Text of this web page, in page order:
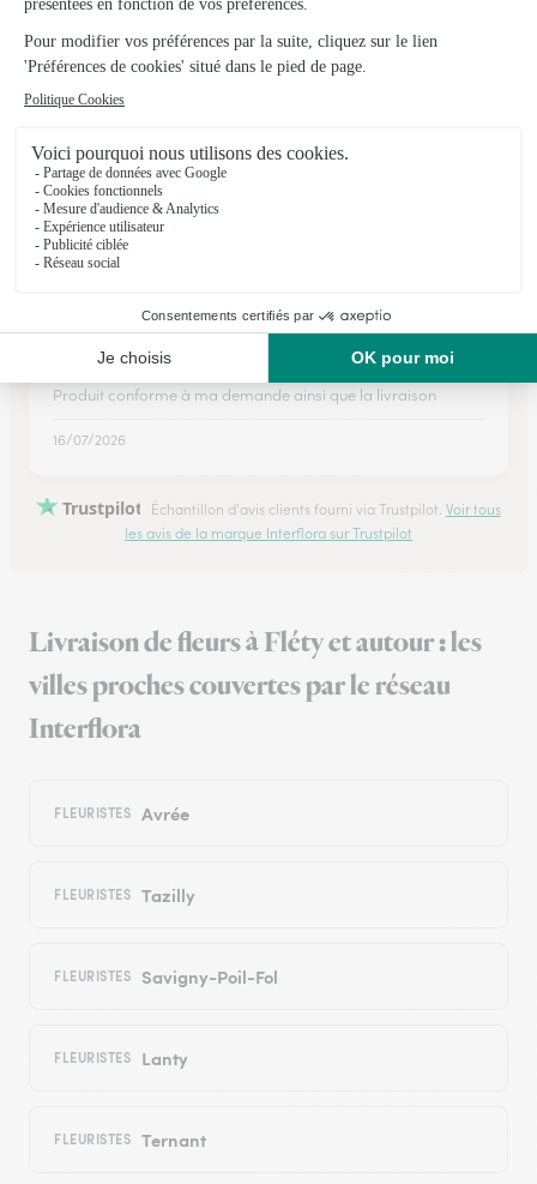
★ ★ ★ ★
La livraison et la qualité des fleurs…
La livraison et la qualité des fleurs étaient au rdv. Très
satisfaite.
02/06/2026
★ ★ ★ ★ ★
Respect du client
Produit conforme à ma demande ainsi que la livraison
16/07/2026
Trustpilot Échantillon d'avis clients fourni via Trustpilot. Voir tous
les avis de la marque Interflora sur Trustpilot
Livraison de fleurs à Fléty et autour : les
villes proches couvertes par le réseau
Interflora
FLEURISTES Avrée
FLEURISTES Tazilly
FLEURISTES Savigny-Poil-Fol
FLEURISTES Lanty
FLEURISTES Ternant